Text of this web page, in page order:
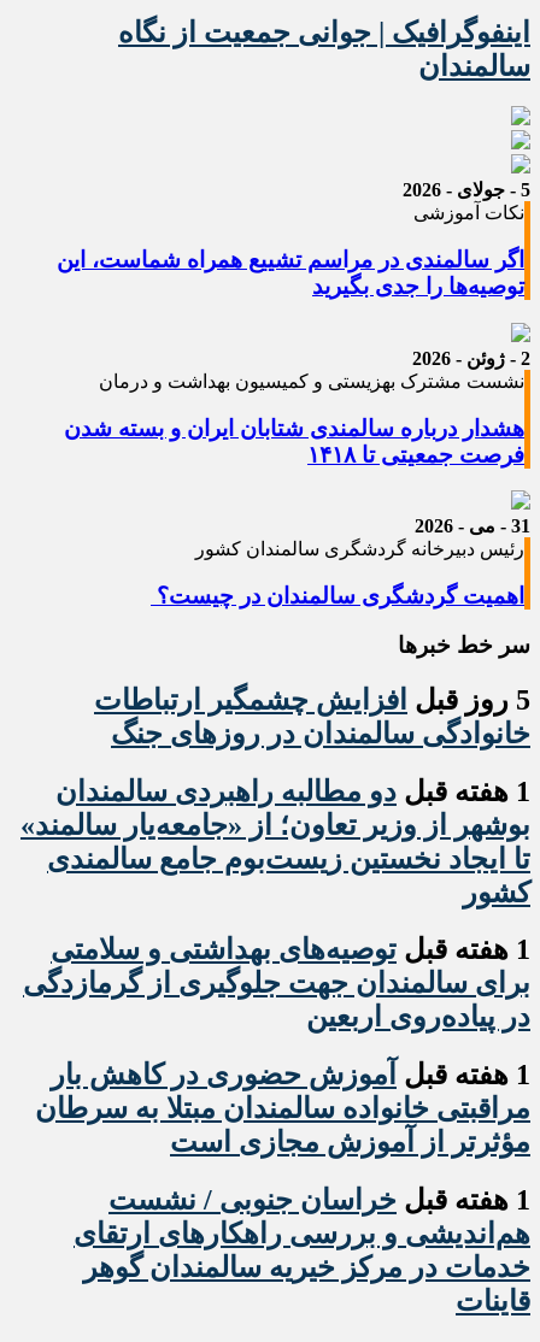
اینفوگرافیک | جوانی جمعیت از نگاه
سالمندان
5 - جولای - 2026
نکات آموزشی
اگر سالمندی در مراسم تشییع همراه شماست، این
توصیه‌ها را جدی بگیرید
2 - ژوئن - 2026
نشست مشترک بهزیستی و کمیسیون بهداشت و درمان
هشدار درباره سالمندی شتابان ایران و بسته شدن
فرصت جمعیتی تا ۱۴۱۸
31 - می - 2026
رئیس دبیرخانه گردشگری سالمندان کشور
اهمیت گردشگری سالمندان در چیست؟
سر خط خبرها
5 روز قبل
افزایش چشمگیر ارتباطات
خانوادگی سالمندان در روزهای جنگ
1 هفته قبل
دو مطالبه راهبردی سالمندان
بوشهر از وزیر تعاون؛ از «جامعه‌یار سالمند»
تا ایجاد نخستین زیست‌بوم جامع سالمندی
کشور
1 هفته قبل
️توصیه‌های بهداشتی و سلامتی
برای سالمندان جهت جلوگیری از گرمازدگی
در پیاده‌روی اربعین
1 هفته قبل
آموزش حضوری در کاهش بار
مراقبتی خانواده سالمندان مبتلا به سرطان
مؤثرتر از آموزش مجازی است
1 هفته قبل
خراسان جنوبی / نشست
هم‌اندیشی و بررسی راهکارهای ارتقای
خدمات در مرکز خیریه سالمندان گوهر
قاینات